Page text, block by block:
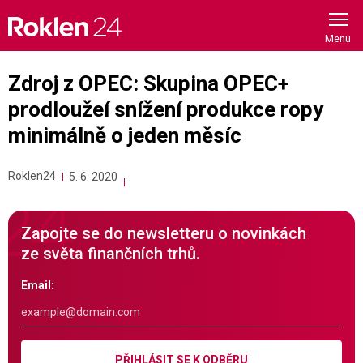
content
Zdroj z OPEC: Skupina OPEC+
prodloužeí snížení produkce ropy
minimálně o jeden měsíc
Roklen24 5. 6. 2020
Zapojte se do newsletteru o novinkách
ze světa finančních trhů.
Email:
PŘIHLÁSIT SE K ODBĚRU